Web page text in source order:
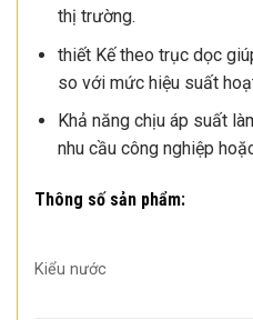
thị trường.
thiết Kế theo trục dọc
so với mức hiệu suất
Khả năng chịu áp suất
nhu cầu công nghiệp
Thông số sản phẩm:
Kiểu nước